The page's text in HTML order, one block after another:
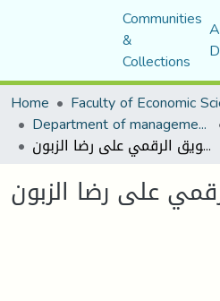
Communities
&
Collections
Home
Department of management sciences
ثر التسويق الرقمي على رضا الزبون
على رضا الزبون